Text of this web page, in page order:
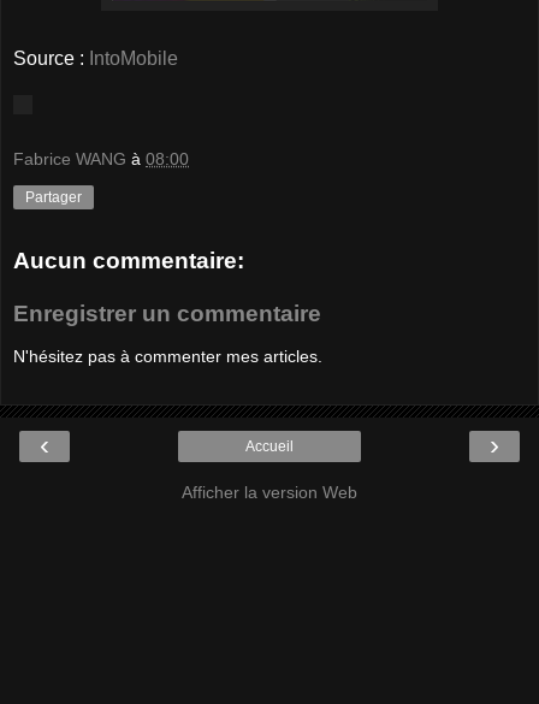
Source : IntoMobile
Fabrice WANG à 08:00
Partager
Aucun commentaire:
Enregistrer un commentaire
N'hésitez pas à commenter mes articles.
‹ ›
Accueil
Afficher la version Web